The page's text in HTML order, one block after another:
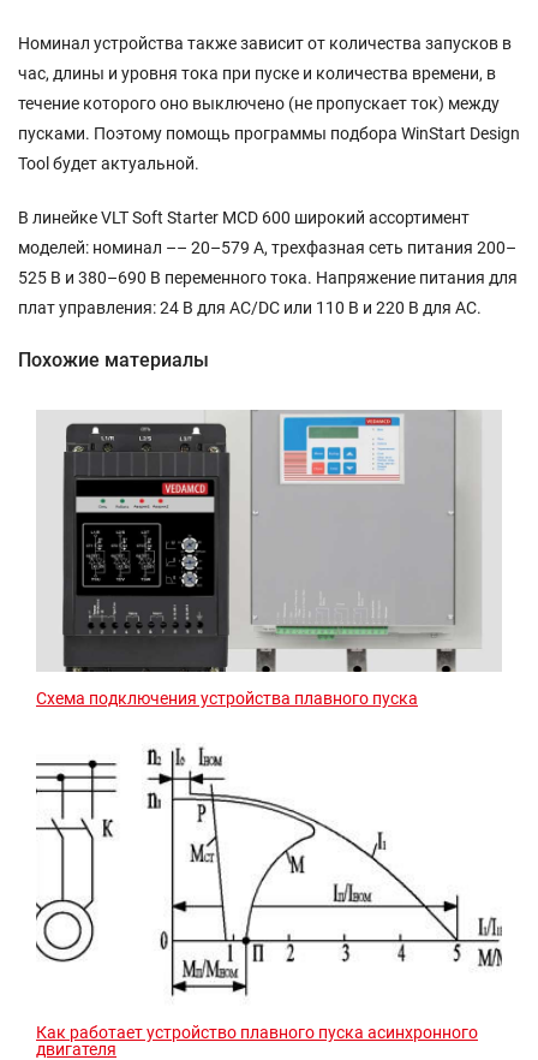
Номинал устройства также зависит от количества запусков в
час, длины и уровня тока при пуске и количества времени, в
течение которого оно выключено (не пропускает ток) между
пусками. Поэтому помощь программы подбора WinStart Design
Tool будет актуальной.
В линейке VLT Soft Starter MCD 600 широкий ассортимент
моделей: номинал –– 20–579 A, трехфазная сеть питания 200–
525 В и 380–690 В переменного тока. Напряжение питания для
плат управления: 24 В для AC/DC или 110 В и 220 В для AC.
Похожие материалы
Схема подключения устройства плавного пуска
Как работает устройство плавного пуска асинхронного
двигателя